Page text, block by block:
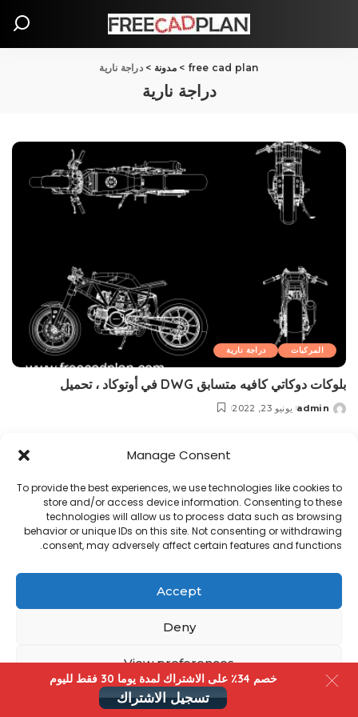
Manage Consent
To provide the best experiences, we use technologies like cookies to
store and/or access device information. Consenting to these
technologies will allow us to process data such as browsing
behavior or unique IDs on this site. Not consenting or withdrawing
consent, may adversely affect certain features and functions.
Accept
Deny
View preferences
Cookiesسياسة الخصوصية
free cad plan
>مدونة >دراجة نارية
دراجة نارية
المركبات دراجة نارية
بلوکات دوكاتي كافيه متسابق DWG في أوتوكاد ، تحميل
Posted
admin يونيو 23, 2022
Copyright@ www.freecadplan.comTerms & Conditions
Privacy Policy
- Contact Cookies
خصم 34٪ على الاشتراك لمدة یوما 30 فقط لليوم
تسجيل الاشتراك